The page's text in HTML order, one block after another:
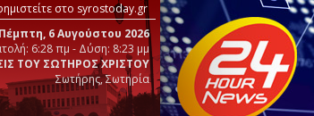
στο syrostoday.gr
Πέμπτη, 6 Αυγούστου 2026
6:28 πμ - Δύση: 8:23 μμ
ΤΟΥ ΣΩΤΗΡΟΣ ΧΡΙΣΤΟΥ
Σωτήρης, Σωτηρία